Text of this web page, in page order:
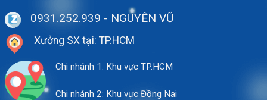
0931.252.939 - NGUYÊN VŨ
Xưởng SX tại: TP.HCM
Chi nhánh 1: Khu vực TP.HCM
Chi nhánh 2: Khu vực Đồng Nai